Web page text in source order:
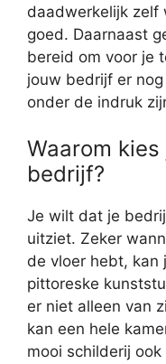
daadwerkelijk zelf
goed. Daarnaast
bereid om voor je
jouw bedrijf er
onder de indruk
Waarom
bedrijf?
Je wilt dat je
uitziet. Zeker
de vloer hebt, kan
pittoreske
er niet alleen van
kan een hele
mooi schilderij